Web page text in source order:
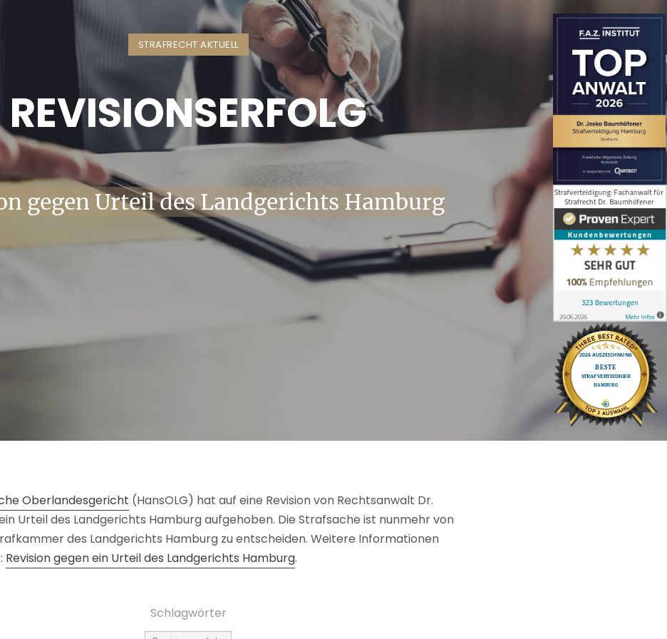
REVISIONSERFOLG
gegen Urteil des Landgerichts Hamburg
STRAFRECHT AKTUELL
Oberlandesgericht (HansOLG) hat auf eine Revision von Rechtsanwalt Dr.
Urteil des Landgerichts Hamburg aufgehoben. Die Strafsache ist nunmehr von
des Landgerichts Hamburg zu entscheiden. Weitere Informationen
Revision gegen ein Urteil des Landgerichts Hamburg.
Schlagwörter